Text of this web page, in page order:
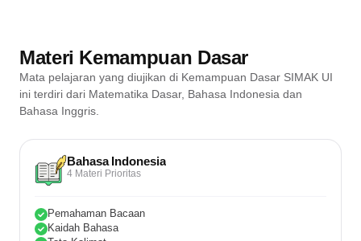
Daftar prioritas materi SIMAK UI
Materi Kemampuan Dasar
Mata pelajaran yang diujikan di Kemampuan Dasar SIMAK UI
ini terdiri dari Matematika Dasar, Bahasa Indonesia dan
Bahasa Inggris.
Bahasa Indonesia
4 Materi Prioritas
Pemahaman Bacaan
Kaidah Bahasa